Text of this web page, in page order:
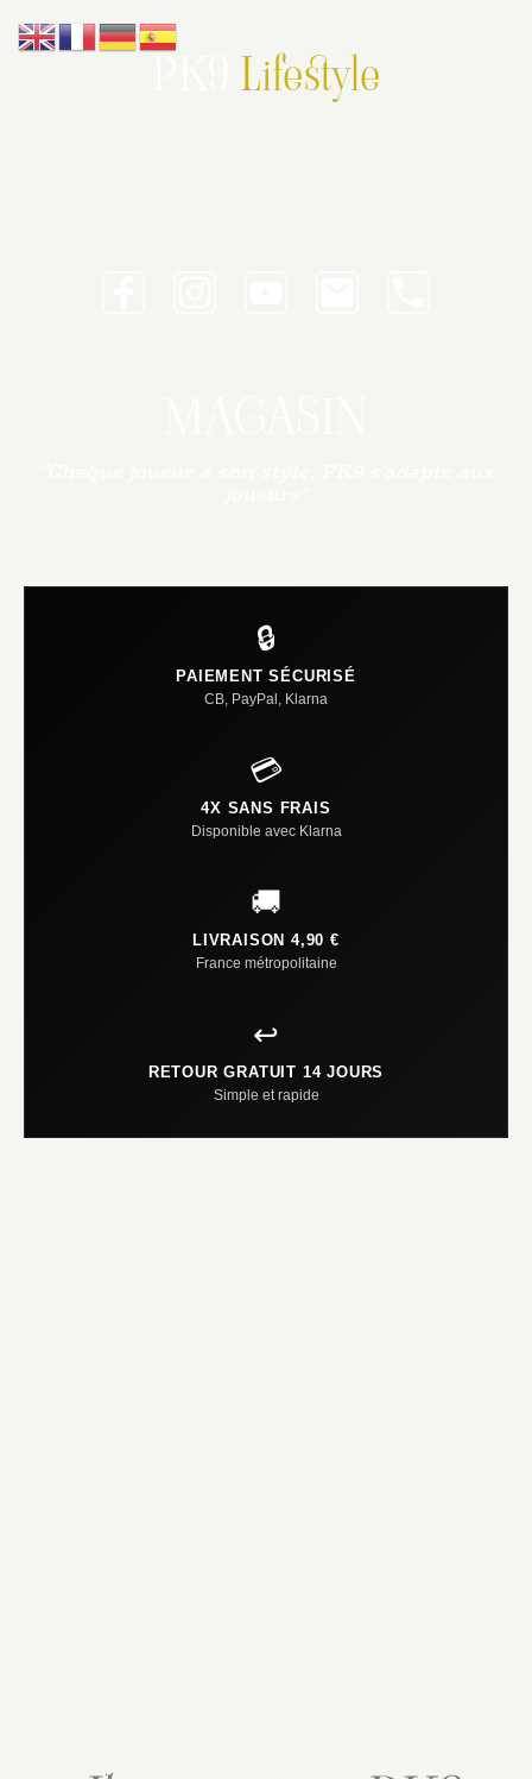
PK9 Lifestyle
🔒
PAIEMENT SÉCURISÉ
CB, PayPal, Klarna
💳
4X SANS FRAIS
Disponible avec Klarna
🚚
LIVRAISON 4,90 €
France métropolitaine
↩️
RETOUR GRATUIT 14 JOURS
Simple et rapide